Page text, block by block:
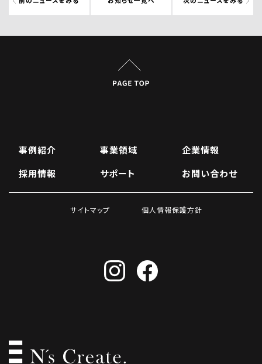
事例紹介 事業領域
企業情報
採用情報
サポート お問い合わせ
サイトマップ 個人情報保護方針